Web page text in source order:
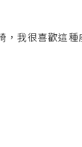
，我很喜歡這